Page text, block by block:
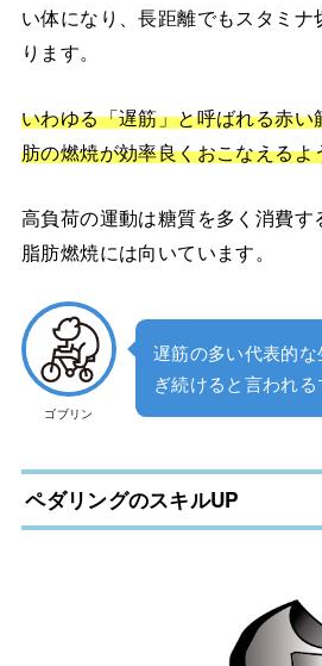
い体になり、長距離でもスタミ
ります。
いわゆる「遅筋」と呼ばれる赤
肪の燃焼が効率良くおこなえるよ
高負荷の運動は糖質を多く消費
脂肪燃焼には向いています。
ゴブリン
遅筋の多い代表的
ぎ続けると言われる
ペダリングのスキルUP